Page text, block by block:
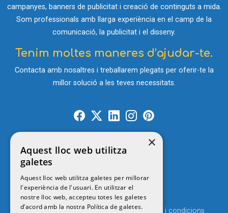
Contacte
© 2026MENUTSGIRONA
campanyes, banners de publicitat i creació de continguts a mida.
Som professionals amb llarga experiència en el camp de la
comunicació, la publicitat i el disseny.
Tenim moltes maneres d’ajudar-te.
Contacta amb nosaltres i treballarem plegats per oferir-te la
millor solució a les teves necessitats.
Política de privacitat Avís legal Termes i condicions
×
Aquest lloc web utilitza
galetes
Aquest lloc web utilitza galetes per millorar
l'experiència de l'usuari. En utilitzar el
nostre lloc web, accepteu totes les galetes
d’acord amb la nostra Política de galetes.